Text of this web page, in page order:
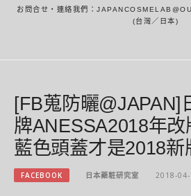
お問合せ・連絡我們：
(台灣／日本)
[FB蒐防曬@JAPAN]
牌ANESSA2018年
藍色頭蓋才是2018新
FACEBOOK 日本藥粧研究室 2018-04-